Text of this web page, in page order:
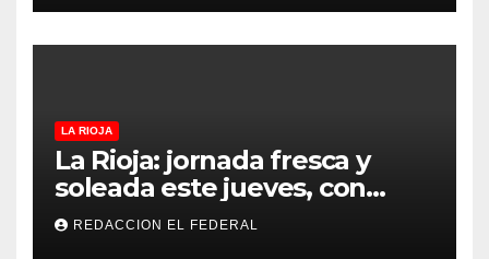
proteccionistas reclaman
controles más duros
LA RIOJA
La Rioja: jornada fresca y
soleada este jueves, con
temperaturas estables para
el viernes
REDACCION EL FEDERAL